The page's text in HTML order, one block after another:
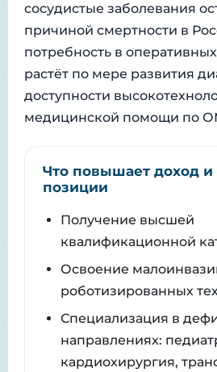
сосудистые заболевания
причиной смертности в
потребность в
растёт по мере развития
доступности
медицинской помощи по
Что повышает доход и
позиции
Получение высшей
квалификационной
Освоение
роботизированных
Специализация в
направлениях:
кардиохирургия,